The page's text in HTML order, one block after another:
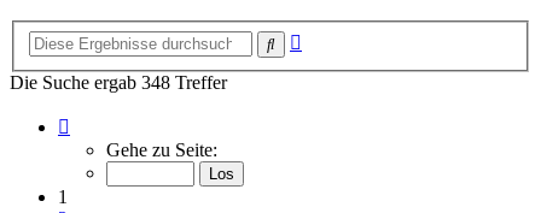
Suche
Die Suche ergab 348 Treffer
von
Gehe zu Seite:
1